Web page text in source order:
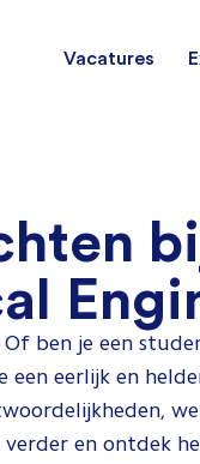
Vacatures
Software & Electrical
Engineers
Monteurs binnendienst
ben je een
eerlijk en
verder en ontdek